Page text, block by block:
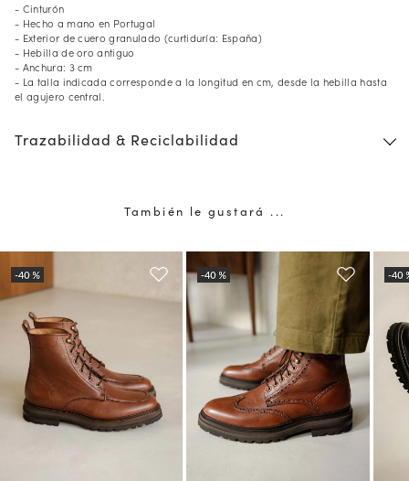
- Cinturón
- Hecho a mano en Portugal
- Exterior de cuero granulado (curtiduría: España)
- Hebilla de oro antiguo
- Anchura: 3 cm
- La talla indicada corresponde a la longitud en cm, desde la hebilla hasta
el agujero central.
Trazabilidad & Reciclabilidad
También le gustará ...